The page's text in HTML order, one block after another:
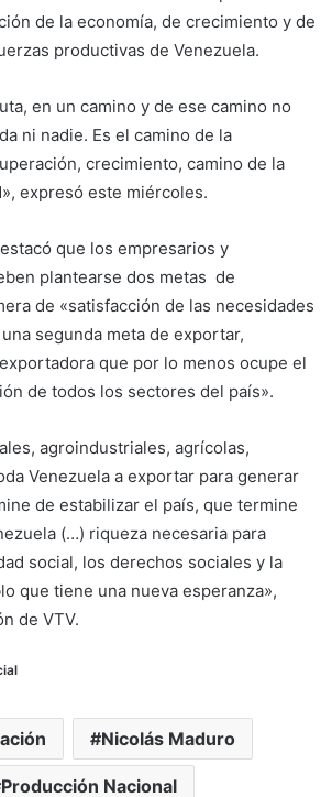
de la economía, de crecimiento y de
productivas de Venezuela.
en un camino y de ese camino no
ni nadie. Es el camino de la
crecimiento, camino de la
expresó este miércoles.
que los empresarios y
plantearse dos metas de
de «satisfacción de las necesidades
segunda meta de exportar,
que por lo menos ocupe el
de todos los sectores del país».
agroindustriales, agrícolas,
Venezuela a exportar para generar
de estabilizar el país, que termine
(…) riqueza necesaria para
social, los derechos sociales y la
que tiene una nueva esperanza»,
de VTV.
Nicolás Maduro
Producción Nacional